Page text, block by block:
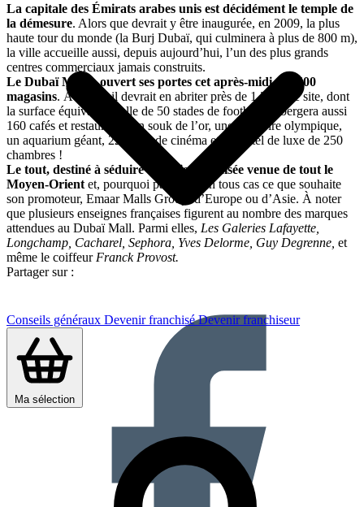
Conseils généraux Devenir franchiséDevenir franchiseur
Ma sélection
La capitale des Émirats arabes unis est décidément le temple de
la démesure. Alors que devrait y être inaugurée, en 2009, la plus
haute tour du monde (la Burj Dubaï, qui culminera à plus de 800 m),
la ville accueille aussi, depuis aujourd’hui, l’un des plus grands
centres commerciaux jamais construits.
Le Dubaï Mall a ouvert ses portes cet après-midi sur 600
magasins. À terme, il devrait en abriter près de 1 200. Le site, dont
la surface équivaut à celle de 50 stades de football, hébergera aussi
160 cafés et restaurants, un souk de l’or, une patinoire olympique,
un aquarium géant, 22 salles de cinéma et un hôtel de luxe de 250
chambres !
Le tout, destiné à séduire une clientèle aisée venue de tout le
Moyen-Orient et, pourquoi pas, c’est en tous cas ce que souhaite
son promoteur, Emaar Malls Group, d’Europe ou d’Asie. À noter
que plusieurs enseignes françaises figurent au nombre des marques
attendues au Dubaï Mall. Parmi elles, Les Galeries Lafayette,
Longchamp, Cacharel, Sephora, Yves Delorme, Guy Degrenne, et
même le coiffeur Franck Provost.
Partager sur :